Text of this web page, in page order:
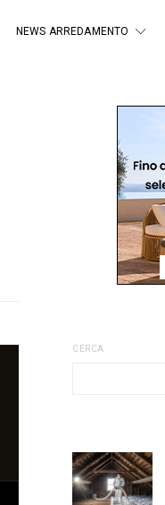
NEWS ARREDAMENTO
CERCA